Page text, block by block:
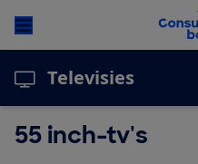
Televisies
55 inch-tv's